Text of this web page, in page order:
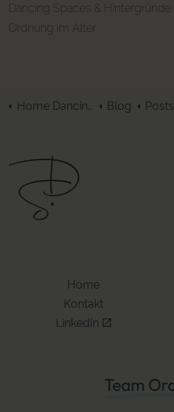
Dancing Spaces & Hintergründe
Ordnung im Alter
Home DancingSpaces Blog Posts
Home
Kontakt
LinkedIn